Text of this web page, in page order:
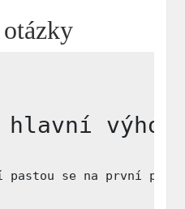
hlavní
se na první